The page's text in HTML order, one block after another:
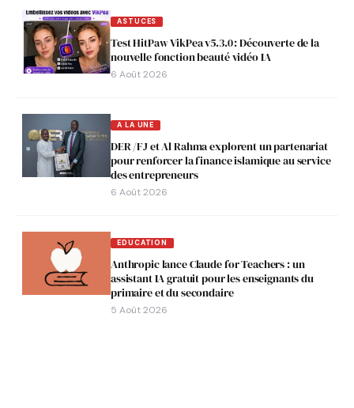
ASTUCES
Test HitPaw VikPea v5.3.0 : Découverte de la
nouvelle fonction beauté vidéo IA
6 Août 2026
A LA UNE
DER /FJ et Al Rahma explorent un partenariat
pour renforcer la finance islamique au service
des entrepreneurs
6 Août 2026
EDUCATION
Anthropic lance Claude for Teachers : un
assistant IA gratuit pour les enseignants du
primaire et du secondaire
5 Août 2026